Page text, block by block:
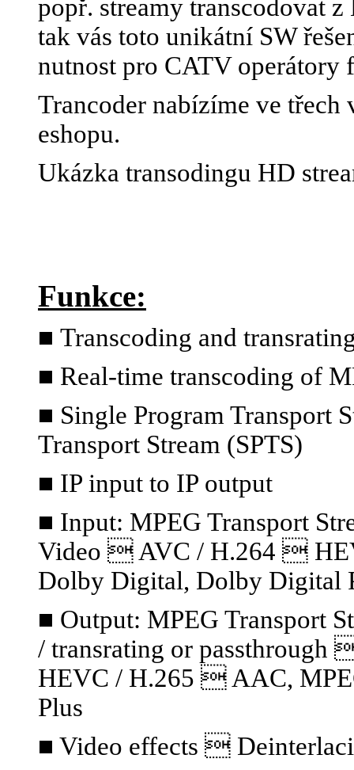
popř. streamy transcodovat
tak vás toto unikátní SW
nutnost pro CATV operátory
Trancoder nabízíme ve třech
eshopu.
Ukázka transodingu HD
Funkce:
■ Transcoding and
■ Real-time transcoding of
■ Single Program Transport
Transport Stream (SPTS)
■ IP input to IP output
■ Input: MPEG Transport
Video  AVC / H.264 
Dolby Digital, Dolby Digital
■ Output: MPEG Transport
/ transrating or
HEVC / H.265  AAC,
Plus
■ Video effects 